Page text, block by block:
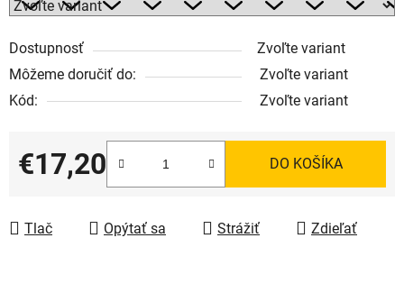
Dostupnosť
Zvoľte variant
Môžeme doručiť do:
Zvoľte variant
Kód:
Zvoľte variant
€17,20
Jednotková cena:
DO KOŠÍKA
Tlač Opýtať sa Strážiť Zdieľať